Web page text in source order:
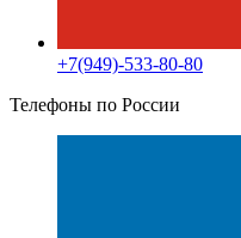
+7(949)-533-80-80
Телефоны по России